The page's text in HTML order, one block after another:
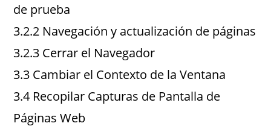
de prueba
3.2.2 Navegación y actualización de páginas
3.2.3 Cerrar el Navegador
3.3 Cambiar el Contexto de la Ventana
3.4 Recopilar Capturas de Pantalla de
Páginas Web